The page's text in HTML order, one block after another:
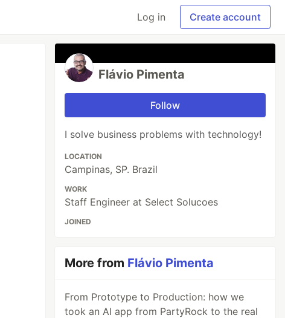
Log in Create account
Flávio Pimenta
Follow
I solve business problems with technology!
LOCATION
Campinas, SP. Brazil
WORK
Staff Engineer at Select Solucoes
JOINED
More from Flávio Pimenta
From Prototype to Production: how we
took an AI app from PartyRock to the real